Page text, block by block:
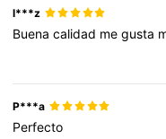
l***z
Buenacalidad megusta
P***a
Perfecto